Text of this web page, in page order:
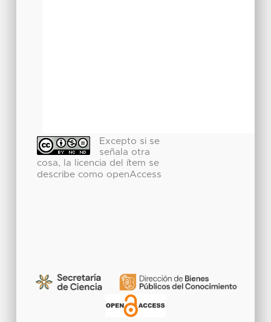
Excepto si se
señala otra
cosa, la licencia del ítem se
describe como openAccess